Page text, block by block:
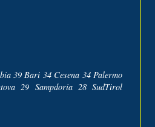
39 Bari 34 Cesena 34 Palermo
29Sampdoria 28 SudTirol